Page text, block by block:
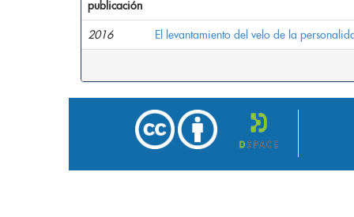
publicación
2016 El levantamiento del velo de la